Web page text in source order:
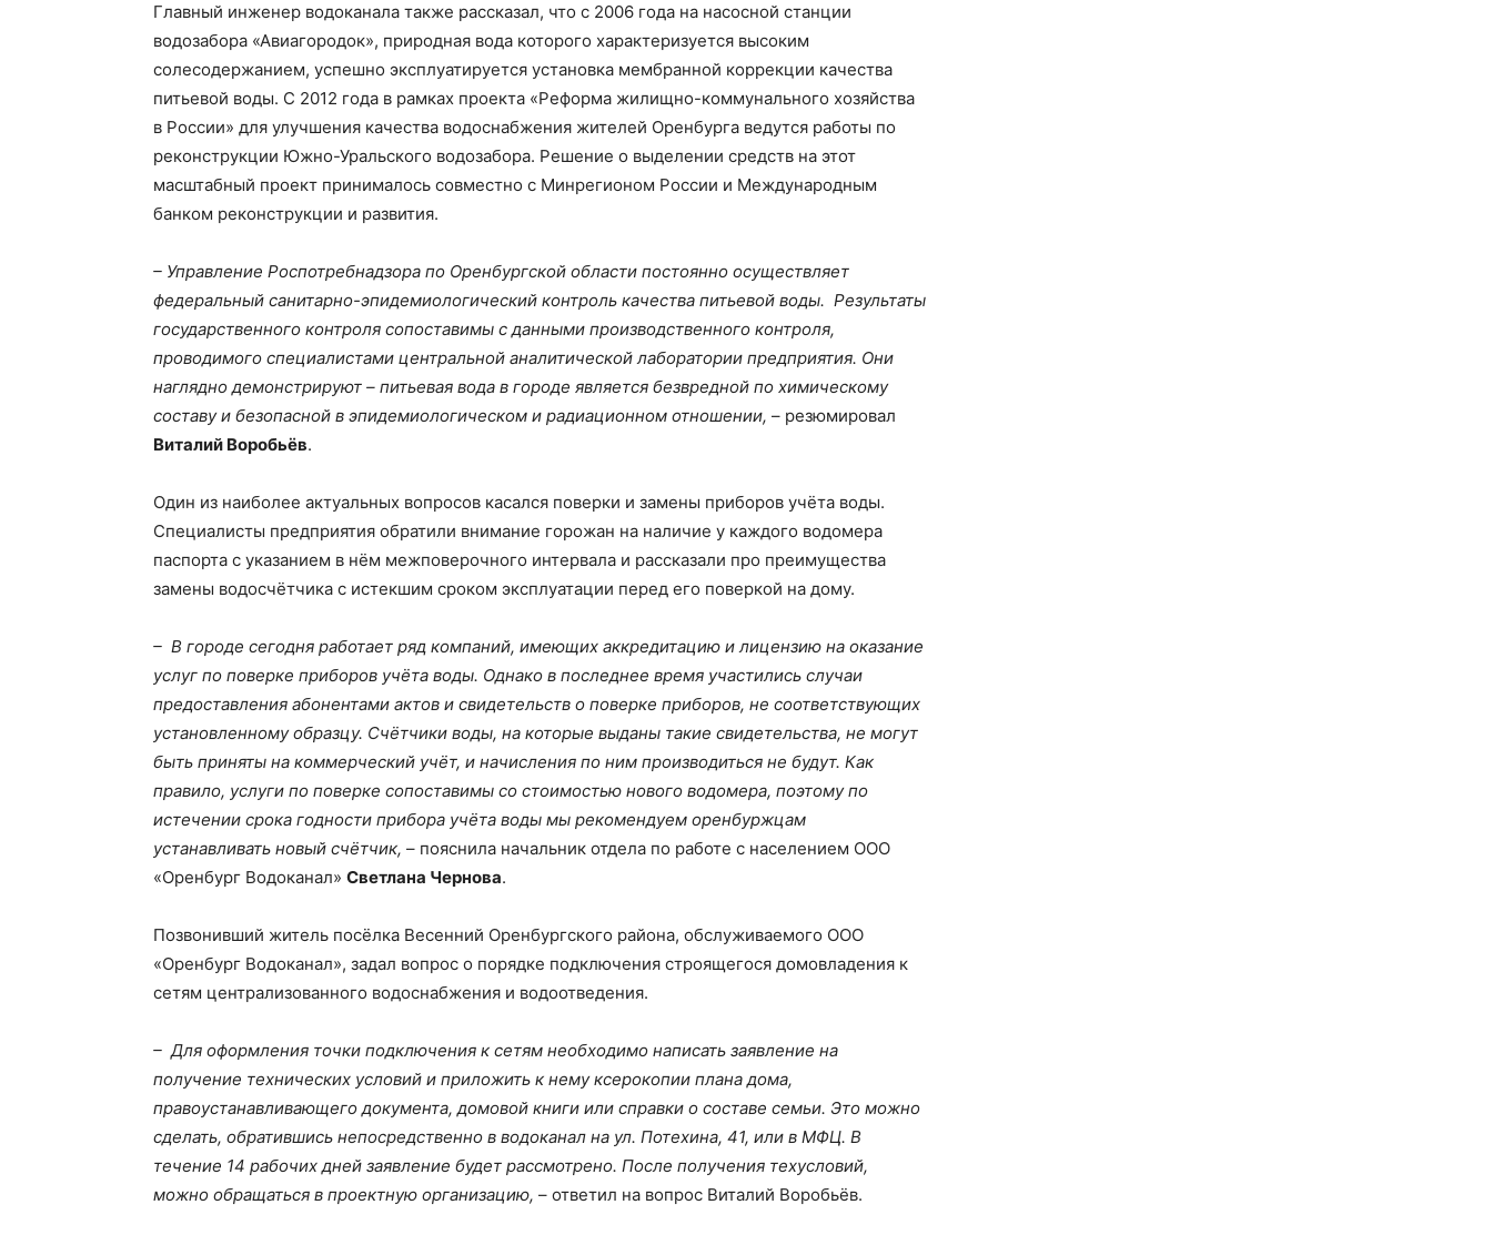
Главный инженер водоканала также рассказал, что с 2006 года на насосной станции
водозабора «Авиагородок», природная вода которого характеризуется высоким
солесодержанием, успешно эксплуатируется установка мембранной коррекции качества
питьевой воды. С 2012 года в рамках проекта «Реформа жилищно-коммунального хозяйства
в России» для улучшения качества водоснабжения жителей Оренбурга ведутся работы по
реконструкции Южно-Уральского водозабора. Решение о выделении средств на этот
масштабный проект принималось совместно с Минрегионом России и Международным
банком реконструкции и развития.
– Управление Роспотребнадзора по Оренбургской области постоянно осуществляет
федеральный санитарно-эпидемиологический контроль качества питьевой воды. Результаты
государственного контроля сопоставимы с данными производственного контроля,
проводимого специалистами центральной аналитической лаборатории предприятия. Они
наглядно демонстрируют – питьевая вода в городе является безвредной по химическому
составу и безопасной в эпидемиологическом и радиационном отношении, – резюмировал
Виталий Воробьёв.
Один из наиболее актуальных вопросов касался поверки и замены приборов учёта воды.
Специалисты предприятия обратили внимание горожан на наличие у каждого водомера
паспорта с указанием в нём межповерочного интервала и рассказали про преимущества
замены водосчётчика с истекшим сроком эксплуатации перед его поверкой на дому.
– В городе сегодня работает ряд компаний, имеющих аккредитацию и лицензию на оказание
услуг по поверке приборов учёта воды. Однако в последнее время участились случаи
предоставления абонентами актов и свидетельств о поверке приборов, не соответствующих
установленному образцу. Счётчики воды, на которые выданы такие свидетельства, не могут
быть приняты на коммерческий учёт, и начисления по ним производиться не будут. Как
правило, услуги по поверке сопоставимы со стоимостью нового водомера, поэтому по
истечении срока годности прибора учёта воды мы рекомендуем оренбуржцам
устанавливать новый счётчик, – пояснила начальник отдела по работе с населением ООО
«Оренбург Водоканал» Светлана Чернова.
Позвонивший житель посёлка Весенний Оренбургского района, обслуживаемого ООО
«Оренбург Водоканал», задал вопрос о порядке подключения строящегося домовладения к
сетям централизованного водоснабжения и водоотведения.
– Для оформления точки подключения к сетям необходимо написать заявление на
получение технических условий и приложить к нему ксерокопии плана дома,
правоустанавливающего документа, домовой книги или справки о составе семьи. Это можно
сделать, обратившись непосредственно в водоканал на ул. Потехина, 41, или в МФЦ. В
течение 14 рабочих дней заявление будет рассмотрено. После получения техусловий,
можно обращаться в проектную организацию, – ответил на вопрос Виталий Воробьёв.